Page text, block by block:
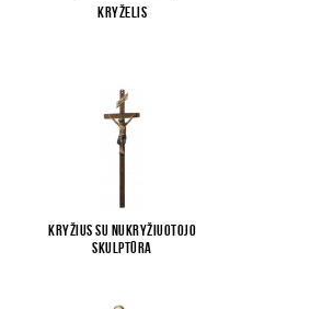
Kryželis
Kryžius su Nukryžiuotojo
skulptūra